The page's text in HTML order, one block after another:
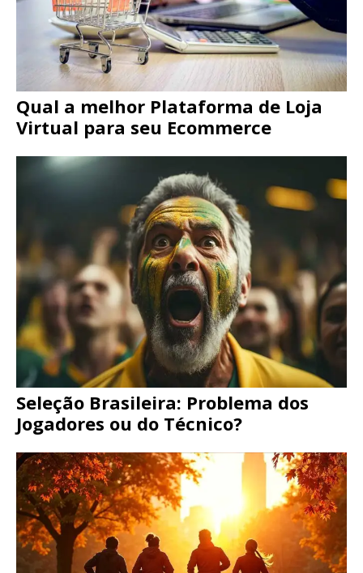
Qual a melhor Plataforma de Loja
Virtual para seu Ecommerce
Seleção Brasileira: Problema dos
Jogadores ou do Técnico?